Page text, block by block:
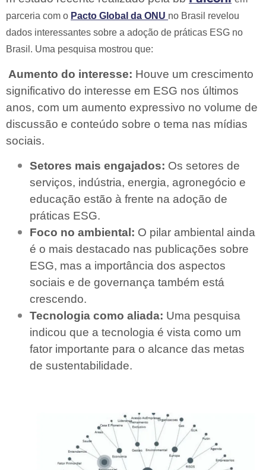
parceria com o Pacto Global da ONU no Brasil revelou
dados interessantes sobre a adoção de práticas ESG no
Brasil. Uma pesquisa mostrou que:
Aumento do interesse: Houve um crescimento
significativo do interesse em ESG nos últimos
anos, com um aumento expressivo no volume de
discussão e conteúdo sobre o tema nas mídias
sociais.
Setores mais engajados: Os setores de
serviços, indústria, energia, agronegócio e
educação estão à frente na adoção de
práticas ESG.
Foco no ambiental: O pilar ambiental ainda
é o mais destacado nas publicações sobre
ESG, mas a importância dos aspectos
sociais e de governança também está
crescendo.
Tecnologia como aliada: Uma pesquisa
indicou que a tecnologia é vista como um
fator importante para o alcance das metas
de sustentabilidade.